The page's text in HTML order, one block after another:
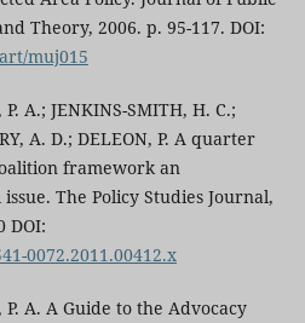
Theory, 2006. p. 95-117. DOI:
muj015
A.; JENKINS-SMITH, H. C.;
A. D.; DELEON, P. A quarter
framework an
The Policy Studies Journal,
DOI:
0072.2011.00412.x
P. A. A Guide to the Advocacy